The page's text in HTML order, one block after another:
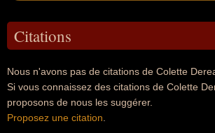
Citations
Nous n'avons pas de citations de Colette
Si vous connaissez des citations de Colette
proposons de nous les suggérer.
Proposez une citation